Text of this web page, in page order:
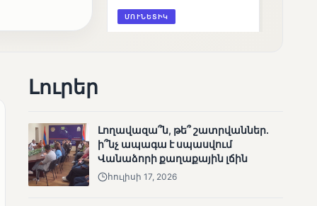
ՄՈՒՆԵՏԻԿ
ՄՈՒՆԵՏԻԿ
Լուրեր
Լողավազա՞ն, թե՞ շատրվաններ.
ի՞նչ ապագա է սպասվում
Վանաձորի քաղաքային լճին
հուլիսի 17, 2026